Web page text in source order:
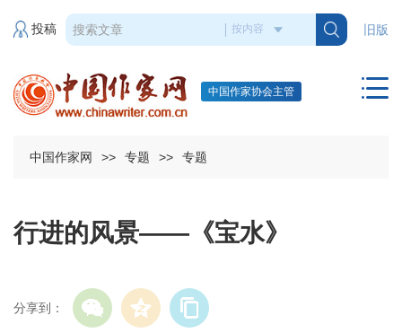
旧版
投稿
中国作家协会主管
中国作家网 >> 专题 >> 专题
行进的风景——《宝水》
分享到：